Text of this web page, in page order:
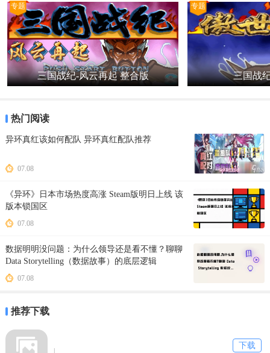
专题
三国战纪-风云再起 整合版
专题
三国战
热门阅读
异环真红该如何配队 异环真红配队推荐
07.08
《异环》日本市场热度高涨 Steam版明日上线 该
版本锁国区
07.08
数据明明没问题：为什么领导还是看不懂？聊聊
Data Storytelling（数据故事）的底层逻辑
07.08
推荐下载
下载